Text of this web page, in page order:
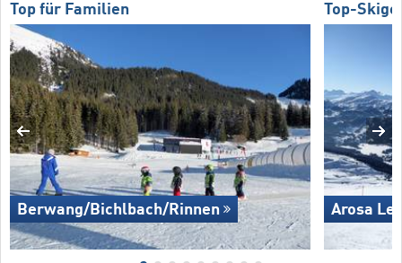
Top für Familien
Berwang/​Bichlbach/​Rinnen
Top-
Arosa